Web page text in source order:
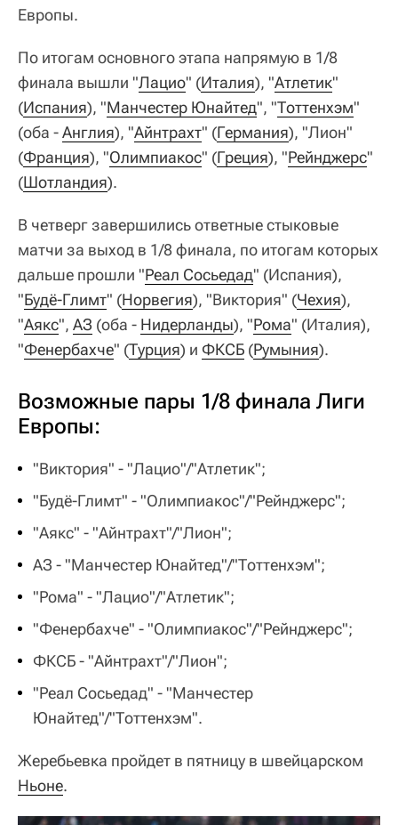
Европы.
По итогам основного этапа напрямую в 1/8
финала вышли "Лацио" (Италия), "Атлетик"
(Испания), "Манчестер Юнайтед", "Тоттенхэм"
(оба -Англия), "Айнтрахт" (Германия), "Лион"
(Франция), "Олимпиакос" (Греция), "Рейнджерс"
(Шотландия).
В четверг завершились ответные стыковые
матчи за выход в 1/8 финала, по итогам которых
дальше прошли "Реал Сосьедад" (Испания),
"Будё-Глимт" (Норвегия), "Виктория" (Чехия),
"Аякс", АЗ (оба - Нидерланды), "Рома" (Италия),
"Фенербахче" (Турция) и ФКСБ (Румыния).
Возможные пары 1/8 финала Лиги
Европы:
"Виктория" - "Лацио"/"Атлетик";
"Будё-Глимт" - "Олимпиакос"/"Рейнджерс";
"Аякс" - "Айнтрахт"/"Лион";
АЗ - "Манчестер Юнайтед"/"Тоттенхэм";
"Рома" - "Лацио"/"Атлетик";
"Фенербахче" - "Олимпиакос"/"Рейнджерс";
ФКСБ - "Айнтрахт"/"Лион";
"Реал Сосьедад" - "Манчестер
Юнайтед"/"Тоттенхэм".
Жеребьевка пройдет в пятницу в швейцарском
Ньоне.